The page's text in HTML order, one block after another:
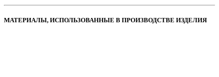
МАТЕРИАЛЫ, ИСПОЛЬЗОВАННЫЕ В ПРОИЗВОДСТВЕ ИЗДЕЛИЯ